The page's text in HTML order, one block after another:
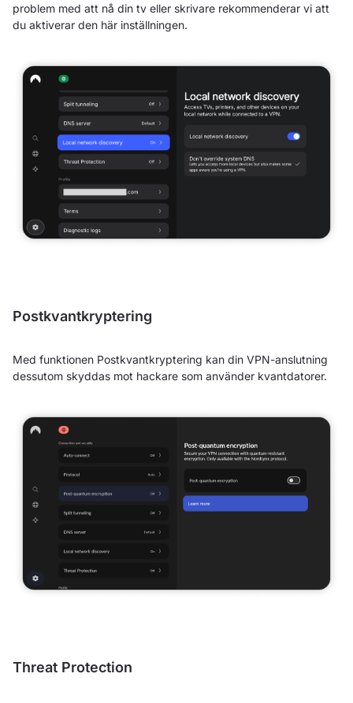
problem med att nå din tv eller skrivare rekommenderar vi att
du aktiverar den här inställningen.
Postkvantkryptering
Med funktionen Postkvantkryptering kan din VPN-anslutning
dessutom skyddas mot hackare som använder kvantdatorer.
Threat Protection